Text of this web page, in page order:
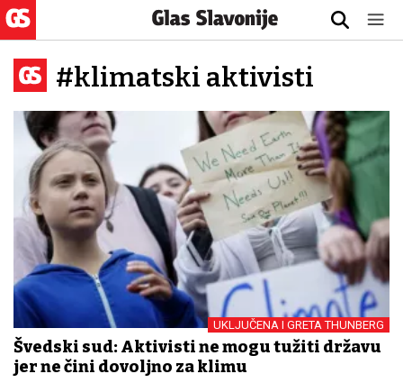
#klimatski aktivisti
UKLJUČENA I GRETA THUNBERG
Švedski sud: Aktivisti ne mogu tužiti državu
jer ne čini dovoljno za klimu